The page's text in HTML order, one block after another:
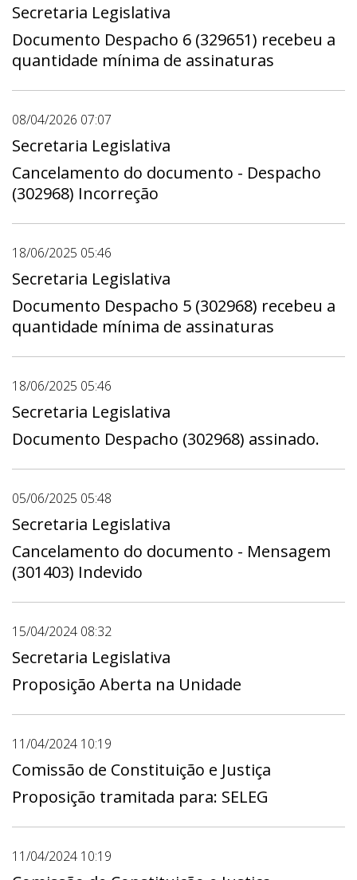
Secretaria Legislativa
Documento Despacho 6 (329651) recebeu a
quantidade mínima de assinaturas
08/04/2026 07:07
Secretaria Legislativa
Cancelamento do documento - Despacho
(302968) Incorreção
18/06/2025 05:46
Secretaria Legislativa
Documento Despacho 5 (302968) recebeu a
quantidade mínima de assinaturas
18/06/2025 05:46
Secretaria Legislativa
Documento Despacho (302968) assinado.
05/06/2025 05:48
Secretaria Legislativa
Cancelamento do documento - Mensagem
(301403) Indevido
15/04/2024 08:32
Secretaria Legislativa
Proposição Aberta na Unidade
11/04/2024 10:19
Comissão de Constituição e Justiça
Proposição tramitada para: SELEG
11/04/2024 10:19